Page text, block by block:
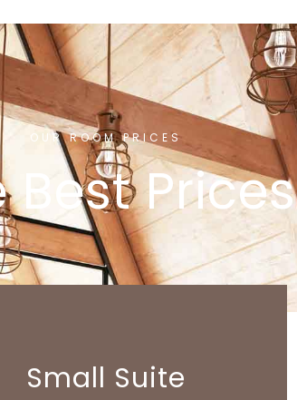
OUR ROOM PRICES
Best Prices
Small Suite